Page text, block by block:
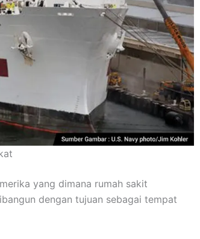
yang dimana rumah sakit
dengan tujuan sebagai tempat